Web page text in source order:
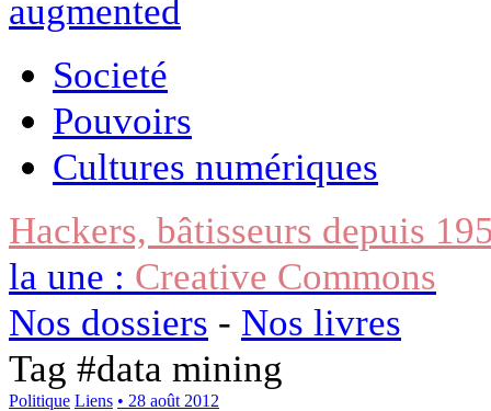
Societé
Pouvoirs
Cultures numériques
Hackers, bâtisseurs depuis
la une : Creative Commons
Nos dossiers - Nos livres
Tag #data mining
Politique Liens • 28 août 2012